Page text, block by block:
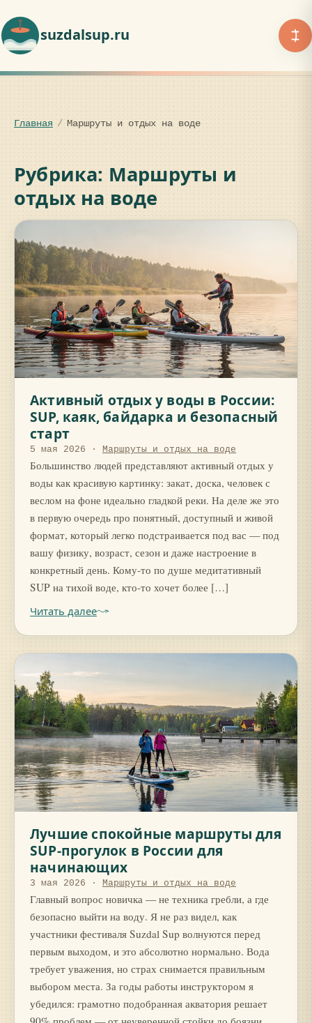
suzdalsup.ru
Главная / Маршруты и отдых на воде
Рубрика: Маршруты и
отдых на воде
Активный отдых у воды в России:
SUP, каяк, байдарка и безопасный
старт
5 мая 2026 · Маршруты и отдых на воде
Большинство людей представляют активный отдых у
воды как красивую картинку: закат, доска, человек с
веслом на фоне идеально гладкой реки. На деле же это
в первую очередь про понятный, доступный и живой
формат, который легко подстраивается под вас — под
вашу физику, возраст, сезон и даже настроение в
конкретный день. Кому-то по душе медитативный
SUP на тихой воде, кто-то хочет более […]
Читать далее
Лучшие спокойные маршруты для
SUP-прогулок в России для
начинающих
3 мая 2026 · Маршруты и отдых на воде
Главный вопрос новичка — не техника гребли, а где
безопасно выйти на воду. Я не раз видел, как
участники фестиваля Suzdal Sup волнуются перед
первым выходом, и это абсолютно нормально. Вода
требует уважения, но страх снимается правильным
выбором места. За годы работы инструктором я
убедился: грамотно подобранная акватория решает